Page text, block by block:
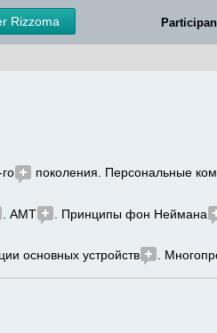
Rizzoma
поколения. Персональные
. АМТ . Принципы фон Неймана
основных устройств .